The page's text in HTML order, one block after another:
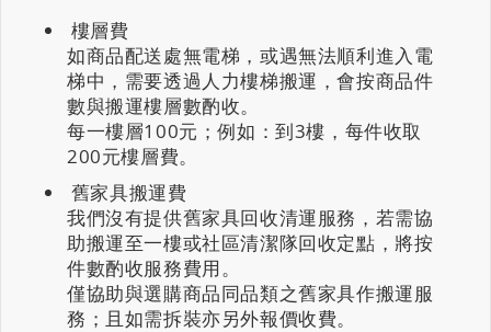
樓層費
如商品配送處無電梯，或遇無法順利進入電
梯中，需要透過人力樓梯搬運，會按商品件
數與搬運樓層數酌收。
每一樓層100元；例如：到3樓，每件收取
200元樓層費。
舊家具搬運費
我們沒有提供舊家具回收清運服務，若需協
助搬運至一樓或社區清潔隊回收定點，將按
件數酌收服務費用。
僅協助與選購商品同品類之舊家具作搬運服
務；且如需拆裝亦另外報價收費。